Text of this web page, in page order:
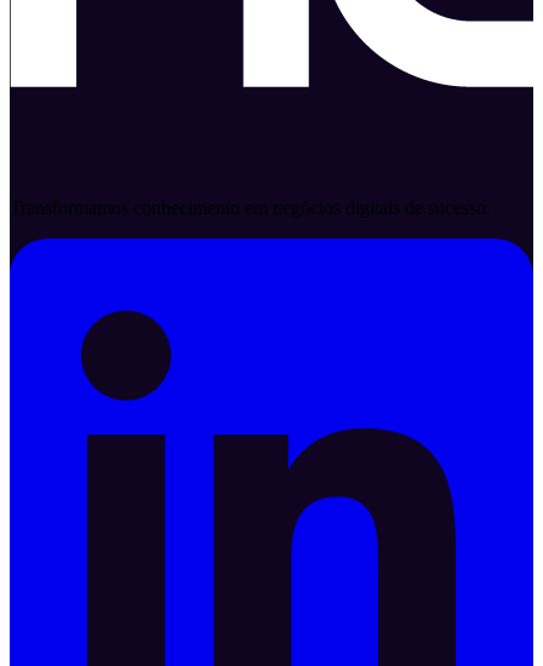
Transformamos conhecimento em negócios digitais de sucesso.